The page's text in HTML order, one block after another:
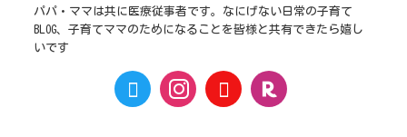
パパ・ママは共に医療従事者です。なにげない日常の子育て
BLOG、子育てママのためになることを皆様と共有できたら嬉し
いです